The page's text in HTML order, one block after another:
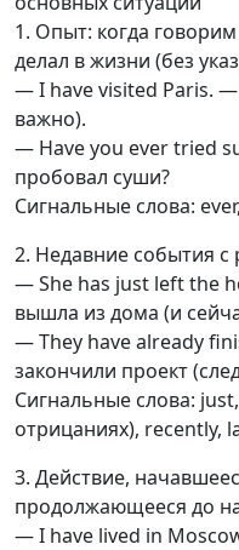
1. Опыт: когда
делал в жизни (без
— I have visited Paris.
важно).
— Have you ever tried
пробовал суши?
Сигнальные слова:
2. Недавние события с
— She has just left the
вышла из дома (и
— They have already
закончили проект
Сигнальные слова:
отрицаниях), recently,
3. Действие,
продолжающееся до
— I have lived in